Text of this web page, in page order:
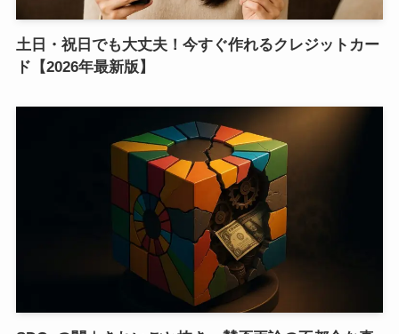
土日・祝日でも大丈夫！今すぐ作れるクレジットカー
ド【2026年最新版】